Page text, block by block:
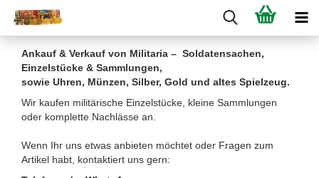
Ankauf & Verkauf von Militaria – Soldatensachen,
Einzelstücke & Sammlungen,
sowie Uhren, Münzen, Silber, Gold und altes Spielzeug.
Wir kaufen militärische Einzelstücke, kleine Sammlungen
oder komplette Nachlässe an.
Wenn Ihr uns etwas anbieten möchtet oder Fragen zum
Artikel habt, kontaktiert uns gern: